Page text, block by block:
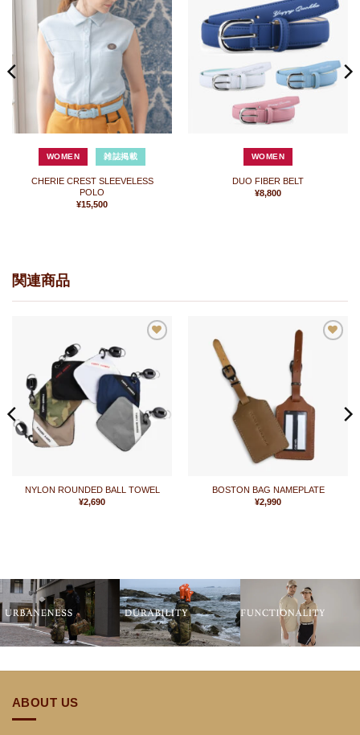
お
気
に
入
り
に
加
WOMEN 雑誌掲載
CHERIE CREST SLEEVELESS
POLO
¥15,500
お
気
加
WOMEN
DUO FIBER BELT
¥8,800
関連商品
入
加
NYLON ROUNDED BALL TOWEL
¥2,690
BOSTON BAG NAMEPLATE
¥2,990
ABOUT US